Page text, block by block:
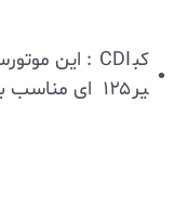
کب
یر
CDI
۱۲۵
: این
‌ای مناسب